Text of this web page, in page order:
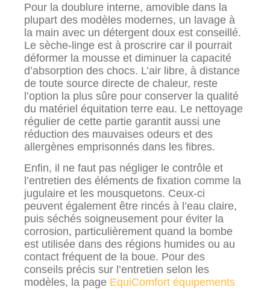
Pour la doublure interne, amovible dans la
plupart des modèles modernes, un lavage à
la main avec un détergent doux est conseillé.
Le sèche-linge est à proscrire car il pourrait
déformer la mousse et diminuer la capacité
d’absorption des chocs. L’air libre, à distance
de toute source directe de chaleur, reste
l’option la plus sûre pour conserver la qualité
du matériel équitation terre eau. Le nettoyage
régulier de cette partie garantit aussi une
réduction des mauvaises odeurs et des
allergènes emprisonnés dans les fibres.
Enfin, il ne faut pas négliger le contrôle et
l’entretien des éléments de fixation comme la
jugulaire et les mousquetons. Ceux-ci
peuvent également être rincés à l’eau claire,
puis séchés soigneusement pour éviter la
corrosion, particulièrement quand la bombe
est utilisée dans des régions humides ou au
contact fréquent de la boue. Pour des
conseils précis sur l’entretien selon les
modèles, la page EquiComfort équipements